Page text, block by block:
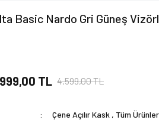
Basic Nardo Gri Güneş
TL 4.599,00 TL
Çene Açılır Kask , Tüm Ürünler